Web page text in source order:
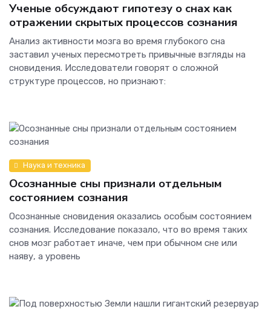
Ученые обсуждают гипотезу о снах как
отражении скрытых процессов сознания
Анализ активности мозга во время глубокого сна
заставил ученых пересмотреть привычные взгляды на
сновидения. Исследователи говорят о сложной
структуре процессов, но признают:
Наука и техника
Осознанные сны признали отдельным
состоянием сознания
Осознанные сновидения оказались особым состоянием
сознания. Исследование показало, что во время таких
снов мозг работает иначе, чем при обычном сне или
наяву, а уровень